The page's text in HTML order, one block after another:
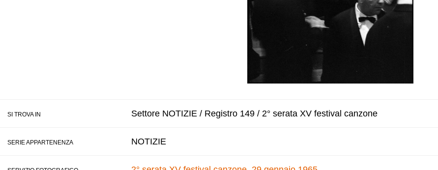
SI TROVA IN Settore NOTIZIE / Registro 149 / 2° serata XV festival canzone
SERIE APPARTENENZA NOTIZIE